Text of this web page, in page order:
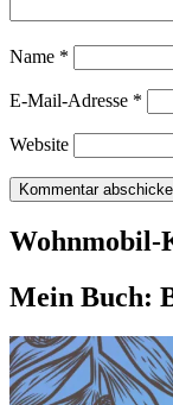
Name *
E-Mail-Adresse *
Website
Wohnmobil-
Mein Buch: